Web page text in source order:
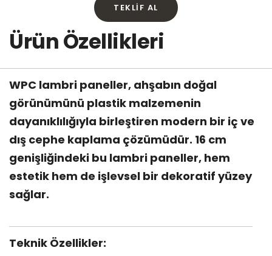
TEKLIF AL
Ürün Özellikleri
WPC lambri paneller, ahşabın doğal
görünümünü plastik malzemenin
dayanıklılığıyla birleştiren modern bir iç ve
dış cephe kaplama çözümüdür. 16 cm
genişliğindeki bu lambri paneller, hem
estetik hem de işlevsel bir dekoratif yüzey
sağlar.
Teknik Özellikler: